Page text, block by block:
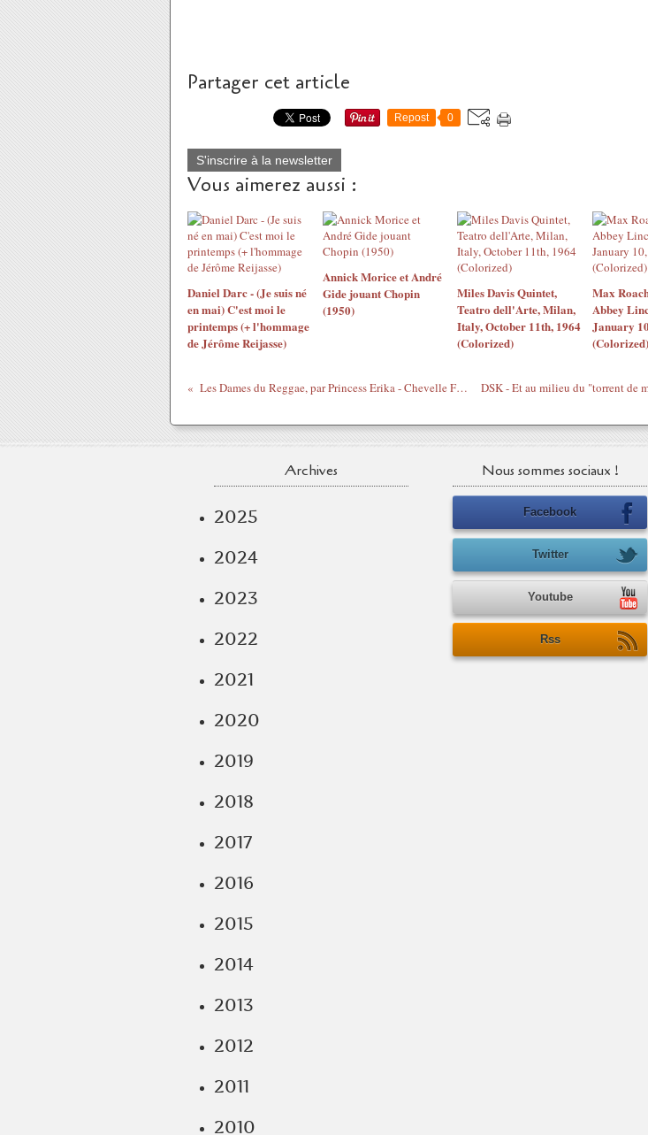
Partager cet article
Repost 0
S'inscrire à la newsletter
Vous aimerez aussi :
Daniel Darc - (Je suis né
en mai) C'est moi le
printemps (+ l'hommage
de Jérôme Reijasse)
Annick Morice et André
Gide jouant Chopin
(1950)
Miles Davis Quintet,
Teatro dell'Arte, Milan,
Italy, October 11th, 1964
(Colorized)
Max
Abbey
January
(Colorized)
Les Dames du Reggae, par Princess Erika - Chevelle Franklin feat Beenie man "Dancehall Queen"
Archives
2025
2024
2023
2022
2021
2020
2019
2018
2017
2016
2015
2014
2013
2012
2011
2010
Nous sommes sociaux !
Facebook
Twitter
Youtube
Rss